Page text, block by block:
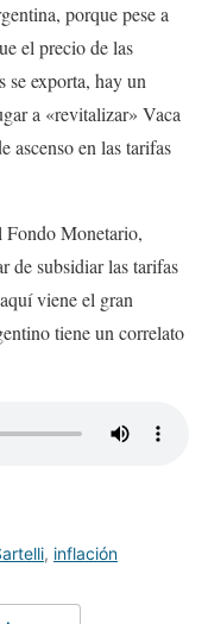
porque pese a
el precio de las
se exporta, hay un
a «revitalizar» Vaca
ascenso en las tarifas
Fondo Monetario,
de subsidiar las tarifas
viene el gran
tiene un correlato
, inflación